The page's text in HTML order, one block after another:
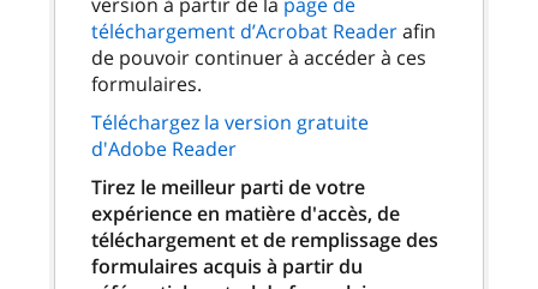
téléchargement d’Acrobat Readerafin
de pouvoir continuer à accéder à ces
formulaires.
Téléchargez la version gratuite
d'Adobe Reader
Tirez le meilleur parti de votre
expérience en matière d'accès, de
téléchargement et de remplissage des
formulaires acquis à partir du